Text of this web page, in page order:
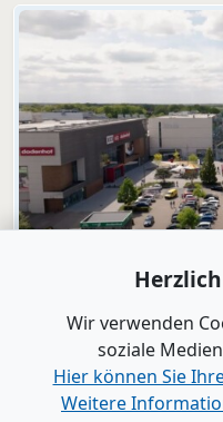
dodenhof als
Alle
Wir verwenden
soziale
Hier können Sie
Weitere